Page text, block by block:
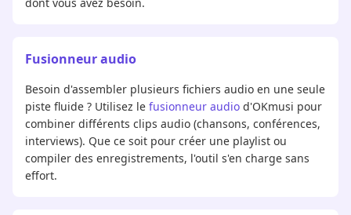
Fusionneur audio
Besoin d'assembler plusieurs fichiers audio en une seule
piste fluide ? Utilisez le fusionneur audio d'OKmusi pour
combiner différents clips audio (chansons, conférences,
interviews). Que ce soit pour créer une playlist ou
compiler des enregistrements, l'outil s'en charge sans
effort.